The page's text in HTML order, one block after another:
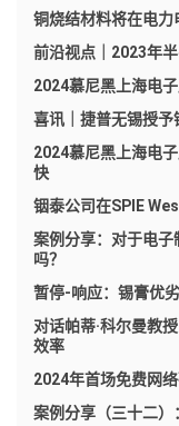
铜烧结材料将在电
前沿视点｜2023年
2024慕尼黑上海电
喜讯｜捷普无锡授予
2024慕尼黑上海电
快
铟泰公司在SPIE
案例分享：对于电
吗？
暂停-响应：锡膏优
对话帕蒂·科尔曼教
效率
2024年首场免费网
案例分享（三十二